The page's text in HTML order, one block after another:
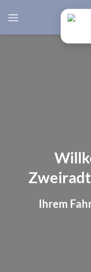
Inhalt
Ihrem